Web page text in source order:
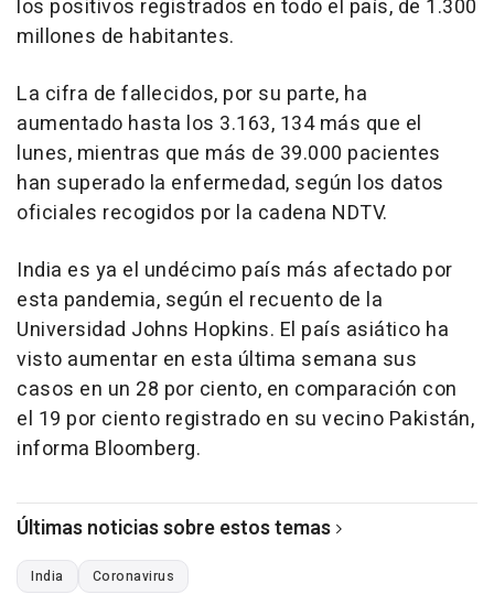
los positivos registrados en todo el país, de 1.300
millones de habitantes.
La cifra de fallecidos, por su parte, ha
aumentado hasta los 3.163, 134 más que el
lunes, mientras que más de 39.000 pacientes
han superado la enfermedad, según los datos
oficiales recogidos por la cadena NDTV.
India es ya el undécimo país más afectado por
esta pandemia, según el recuento de la
Universidad Johns Hopkins. El país asiático ha
visto aumentar en esta última semana sus
casos en un 28 por ciento, en comparación con
el 19 por ciento registrado en su vecino Pakistán,
informa Bloomberg.
Últimas noticias sobre estos temas
India Coronavirus